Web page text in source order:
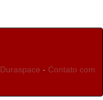
Duraspace - Contato com